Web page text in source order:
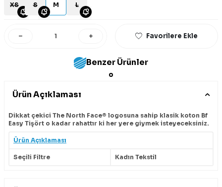
XS S M L
Favorilere Ekle
Benzer Ürünler
Ürün Açıklaması
Dikkat çekici The North Face® logosuna sahip klasik koton Bf
Easy Tişört o kadar rahattır ki her yere giymek isteyeceksiniz.
Ürün Açıklaması
Seçili Filtre Kadın Tekstil